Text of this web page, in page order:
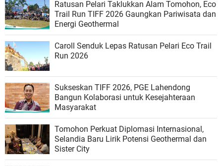
Ratusan Pelari Taklukkan Alam Tomohon, Eco
Trail Run TIFF 2026 Gaungkan Pariwisata dan
Energi Geothermal
Caroll Senduk Lepas Ratusan Pelari Eco Trail
Run 2026
Sukseskan TIFF 2026, PGE Lahendong
Bangun Kolaborasi untuk Kesejahteraan
Masyarakat
Tomohon Perkuat Diplomasi Internasional,
Selandia Baru Lirik Potensi Geothermal dan
Sister City